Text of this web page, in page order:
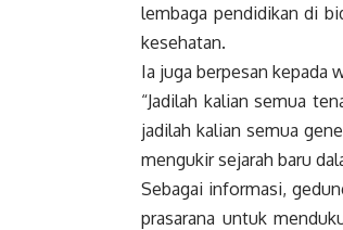
lembaga pendidikan di
kesehatan.
Ia juga berpesan kepada
“Jadilah kalian semua
jadilah kalian semua
mengukir sejarah baru
Sebagai informasi,
prasarana untuk